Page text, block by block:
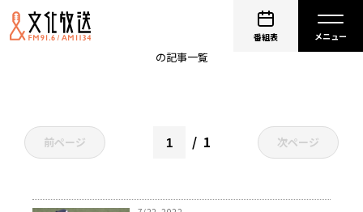
番組表
の記事一覧
前ページ 1 次ページ